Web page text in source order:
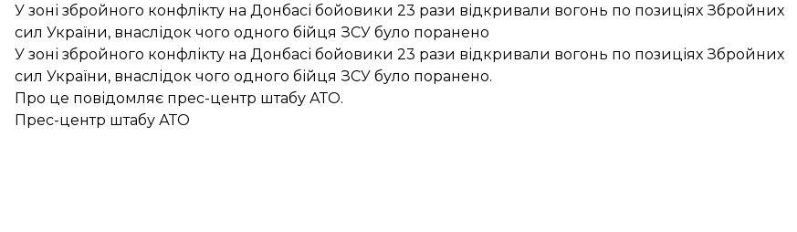
У зоні збройного конфлікту на Донбасі бойовики 23 рази відкривали вогонь по позиціях Збройних
сил України, внаслідок чого одного бійця ЗСУ було поранено
У зоні збройного конфлікту на Донбасі бойовики 23 рази відкривали вогонь по позиціях Збройних
сил України, внаслідок чого одного бійця ЗСУ було поранено.
Про це повідомляє прес-центр штабу АТО.
Прес-центр штабу АТО